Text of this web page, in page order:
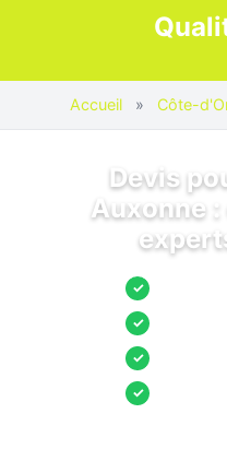
Accueil » Côte-
Devis
Auxonne
✓
✓
✓
✓